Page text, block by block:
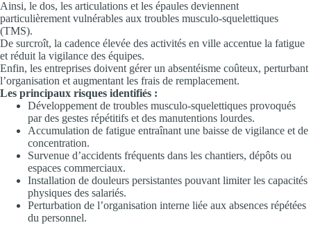
Ainsi, le dos, les articulations et les épaules deviennent
particulièrement vulnérables aux troubles musculo-squelettiques
(TMS).
De surcroît, la cadence élevée des activités en ville accentue la fatigue
et réduit la vigilance des équipes.
Enfin, les entreprises doivent gérer un absentéisme coûteux, perturbant
l’organisation et augmentant les frais de remplacement.
Les principaux risques identifiés :
Développement de troubles musculo-squelettiques provoqués
par des gestes répétitifs et des manutentions lourdes.
Accumulation de fatigue entraînant une baisse de vigilance et de
concentration.
Survenue d’accidents fréquents dans les chantiers, dépôts ou
espaces commerciaux.
Installation de douleurs persistantes pouvant limiter les capacités
physiques des salariés.
Perturbation de l’organisation interne liée aux absences répétées
du personnel.